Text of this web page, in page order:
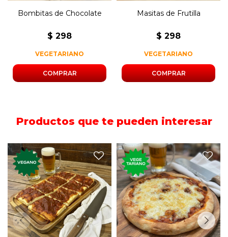
Bombitas de Chocolate
$ 298
VEGETARIANO
Masitas de Frutilla
$ 298
VEGETARIANO
Productos que te pueden interesar
Porción de la clásica pizza
de confitería.
Pizza de masa madre con
muzzarella de 30cm.
Lista para calentar.